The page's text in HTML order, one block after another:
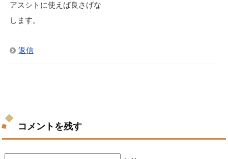
アスシトに使えば良さげな
します。
返信
コメントを残す